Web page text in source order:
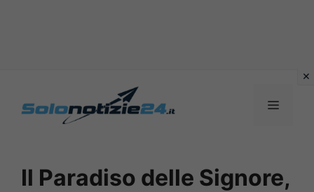
MENU
Il Paradiso delle Signore,